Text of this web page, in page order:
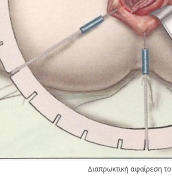
Διαπρωκτική αφαίρεση